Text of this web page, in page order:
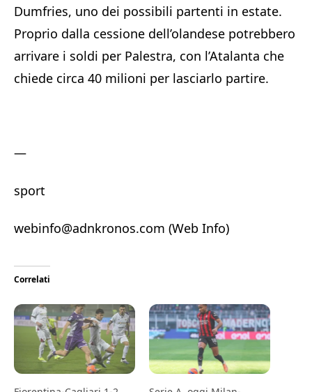
Dumfries, uno dei possibili partenti in estate.
Proprio dalla cessione dell’olandese potrebbero
arrivare i soldi per Palestra, con l’Atalanta che
chiede circa 40 milioni per lasciarlo partire.
—
sport
webinfo@adnkronos.com (Web Info)
Correlati